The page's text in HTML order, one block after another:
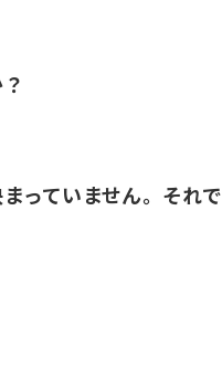
っていません。それで